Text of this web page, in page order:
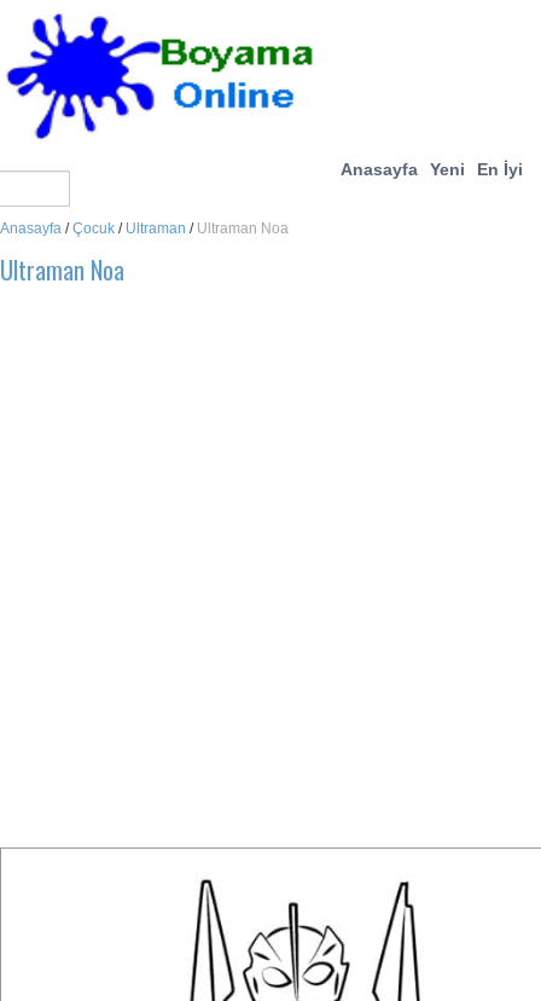
Anasayfa Yeni En İyi
Anasayfa /Çocuk / Ultraman / Ultraman Noa
Ultraman Noa